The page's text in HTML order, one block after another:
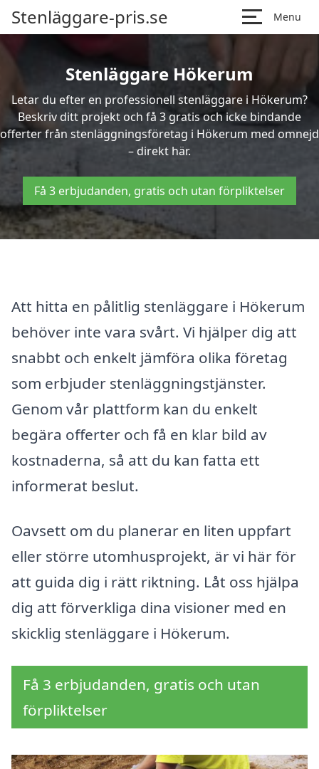
Stenläggare-pris.se Menu
Stenläggare Hökerum
Letar du efter en professionell stenläggare i Hökerum?
Beskriv ditt projekt och få 3 gratis och icke bindande
offerter från stenläggningsföretag i Hökerum med omnejd
– direkt här.
Få 3 erbjudanden, gratis och utan förpliktelser
Att hitta en pålitlig stenläggare i Hökerum
behöver inte vara svårt. Vi hjälper dig att
snabbt och enkelt jämföra olika företag
som erbjuder stenläggningstjänster.
Genom vår plattform kan du enkelt
begära offerter och få en klar bild av
kostnaderna, så att du kan fatta ett
informerat beslut.
Oavsett om du planerar en liten uppfart
eller större utomhusprojekt, är vi här för
att guida dig i rätt riktning. Låt oss hjälpa
dig att förverkliga dina visioner med en
skicklig stenläggare i Hökerum.
Få 3 erbjudanden, gratis och utan
förpliktelser